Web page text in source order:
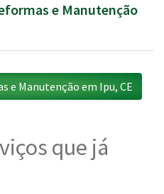
e Manutenção
e Manutenção em Ipu, CE
que já